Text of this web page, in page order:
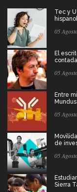
Tec y
05
El
contada
05
Entre
Mundus
05
de
05
Sierra